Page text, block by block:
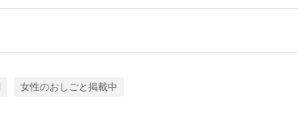
女性のおしごと掲載中